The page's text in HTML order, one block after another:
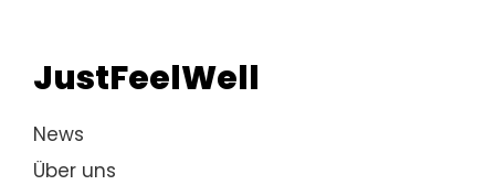
JustFeelWell
News
Über uns